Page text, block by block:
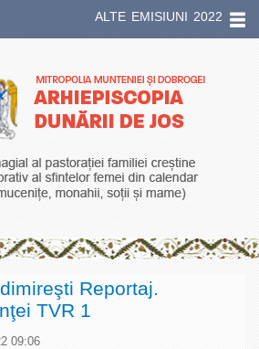
ALTE EMISIUNI 2022
Reportaj.
TVR 1
09:06